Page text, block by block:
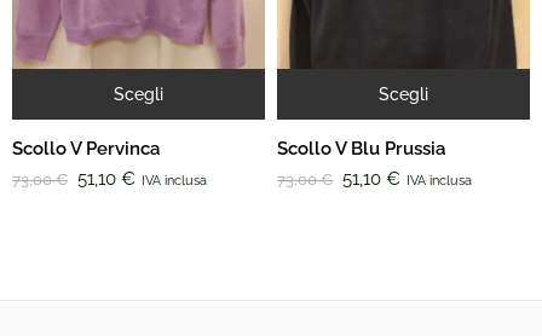
Scegli
Scollo V Pervinca
73,00€ 51,10 € IVA inclusa
Scegli
Scollo V Blu Prussia
73,00€ 51,10 € IVA inclusa